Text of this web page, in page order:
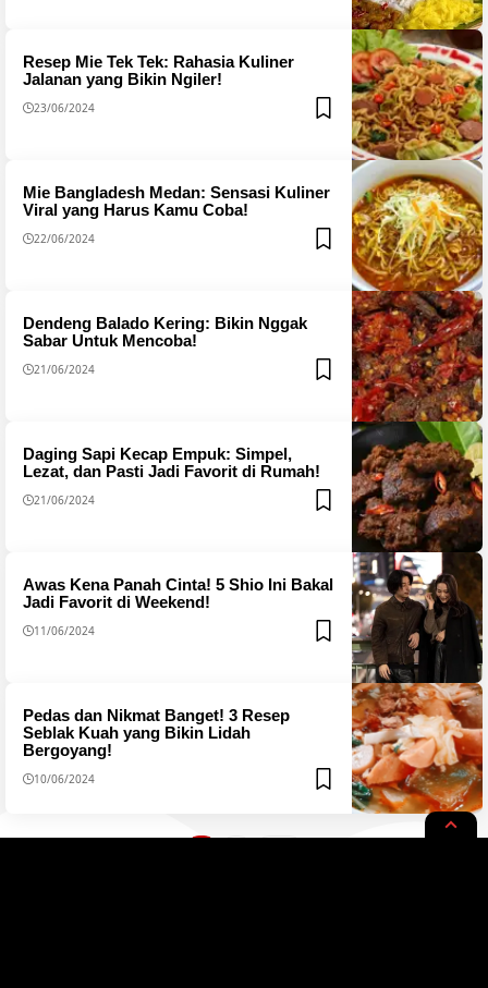
Resep Mie Tek Tek: Rahasia Kuliner
Jalanan yang Bikin Ngiler!
23/06/2024
Mie Bangladesh Medan: Sensasi Kuliner
Viral yang Harus Kamu Coba!
22/06/2024
Dendeng Balado Kering: Bikin Nggak
Sabar Untuk Mencoba!
21/06/2024
Daging Sapi Kecap Empuk: Simpel,
Lezat, dan Pasti Jadi Favorit di Rumah!
21/06/2024
Awas Kena Panah Cinta! 5 Shio Ini Bakal
Jadi Favorit di Weekend!
11/06/2024
Pedas dan Nikmat Banget! 3 Resep
Seblak Kuah yang Bikin Lidah
Bergoyang!
10/06/2024